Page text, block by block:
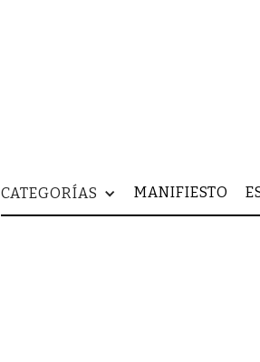
CATEGORÍAS MANIFIESTO